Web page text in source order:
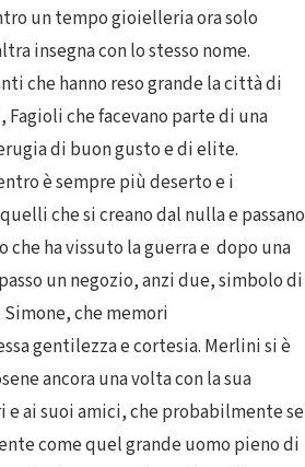
un tempo gioielleria ora solo
insegna con lo stesso nome.
che hanno reso grande la città di
che facevano parte di una
di buon gusto e di elite.
è sempre più deserto e i
che si creano dal nulla e passano
ha vissuto la guerra e dopo una
un negozio, anzi due, simbolo di
che memori
gentilezza e cortesia. Merlini si è
ancora una volta con la sua
ai suoi amici, che probabilmente se
come quel grande uomo pieno di